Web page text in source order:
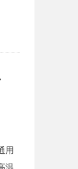
用